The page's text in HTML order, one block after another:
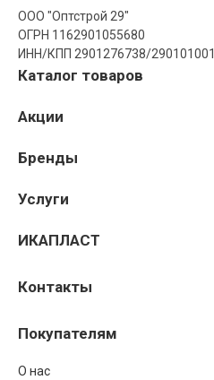
ООО "Оптстрой 29"
ОГРН 1162901055680
ИНН/КПП 2901276738/290101001
Каталог товаров
Акции
Бренды
Услуги
ИКАПЛАСТ
Контакты
Покупателям
О нас